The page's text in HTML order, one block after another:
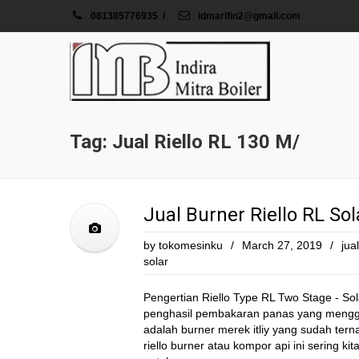
081385776935 / idmarifin2@gmail.com
Tag: Jual Riello RL 130 M/
Jual Burner Riello RL
by tokomesinku / March 27, 2019 /
solar
Pengertian Riello Type RL Two Stage -
penghasil pembakaran panas yang
adalah burner merek itliy yang sudah
riello burner atau kompor api ini sering